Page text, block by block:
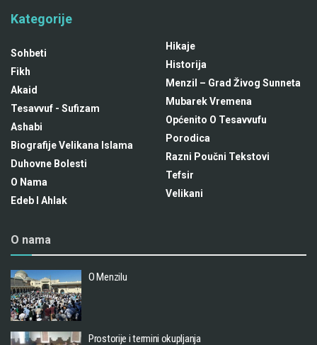
Kategorije
Sohbeti
Fikh
Akaid
Tesavvuf - Sufizam
Ashabi
Biografije Velikana Islama
Duhovne Bolesti
O Nama
Edeb I Ahlak
Hikaje
Historija
Menzil – Grad Živog Sunneta
Mubarek Vremena
Općenito O Tesavvufu
Porodica
Razni Poučni Tekstovi
Tefsir
Velikani
O nama
O Menzilu
Prostorije i termini okupljanja